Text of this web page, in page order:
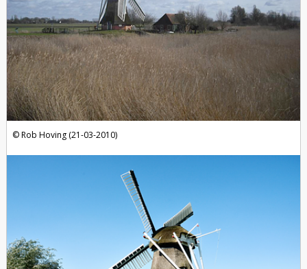
Rob Hoving (21-03-2010)